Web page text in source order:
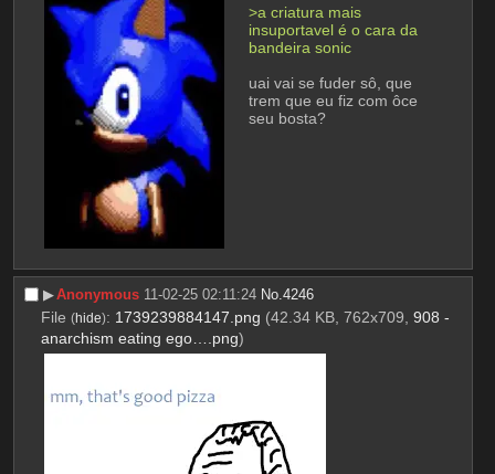
>a criatura mais
insuportavel é o cara da
bandeira sonic
uai vai se fuder sô, que
trem que eu fiz com ôce
seu bosta?
▶︎Anonymous 11-02-25 02:11:24 No.4246
File (hide): 1739239884147.png (42.34 KB, 762x709, 908 -
anarchism eating ego….png)